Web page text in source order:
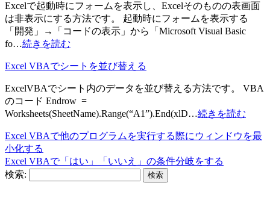
Excelで起動時にフォームを表示し、Excelそのものの表画面
は非表示にする方法です。 起動時にフォームを表示する
「開発」→「コードの表示」から「Microsoft Visual Basic
fo…続きを読む
Excel VBAでシートを並び替える
ExcelVBAでシート内のデータを並び替える方法です。 VBA
のコード Endrow =
Worksheets(SheetName).Range(“A1”).End(xlD…続きを読む
Excel VBAで他のプログラムを実行する際にウィンドウを最
小化する
Excel VBAで「はい」「いいえ」の条件分岐をする
検索: